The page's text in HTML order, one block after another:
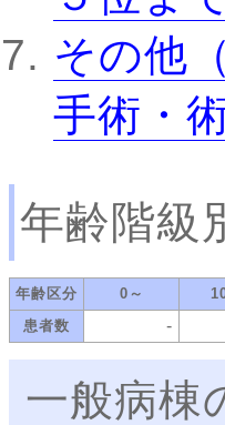
その他
手術・
年齢階級
年齢区分 0～
患者数
-
一般病棟